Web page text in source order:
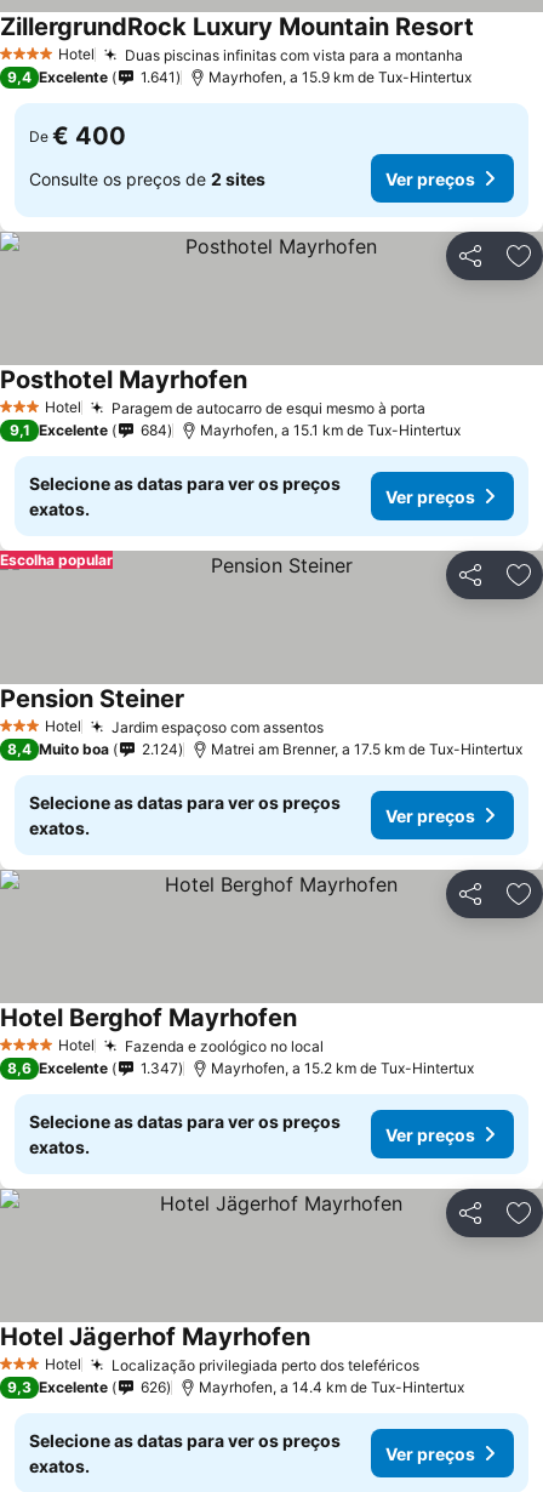
4 EstrelasHotel Duas piscinas infinitas com vista para a montanha
ZillergrundRock Luxury Mountain Resort
9,4 Excelente 1.641 Mayrhofen, a 15.9 km de Tux-Hintertux
De € 400
Consulte os preços de 2 sites Ver preços
Partilhar
3 EstrelasHotel Paragem de autocarro de esqui mesmo à porta
Posthotel MayrhofenVer preços
9,1 Excelente 684 Mayrhofen, a 15.1 km de Tux-Hintertux
Selecione as datas para ver os preços
exatos.
Ver preços
Partilhar
Escolha popular
3 EstrelasHotel Jardim espaçoso com assentosVer preços
Pension Steiner
8,4 Muito boa 2.124 Matrei am Brenner, a 17.5 km de Tux-Hintertux
Selecione as datas para ver os preços
exatos.
Ver preços
Partilhar
4 EstrelasHotel Fazenda e zoológico no local
Hotel Berghof MayrhofenVer preços
8,6 Excelente 1.347 Mayrhofen, a 15.2 km de Tux-Hintertux
Selecione as datas para ver os preços
exatos.
Ver preços
Partilhar
3 EstrelasHotel Localização privilegiada perto dos teleféricosVer preços
Hotel Jägerhof MayrhofenVer preços
9,3 Excelente 626 Mayrhofen, a 14.4 km de Tux-Hintertux
Selecione as datas para ver os preços
exatos.
Ver preços